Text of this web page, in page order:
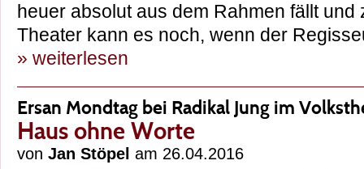
heuer absolut aus dem Rahmen fällt und
Theater kann es noch, wenn der
» weiterlesen
Ersan Mondtag bei Radikal Jung im
Haus ohne Worte
von Jan Stöpel am 26.04.2016